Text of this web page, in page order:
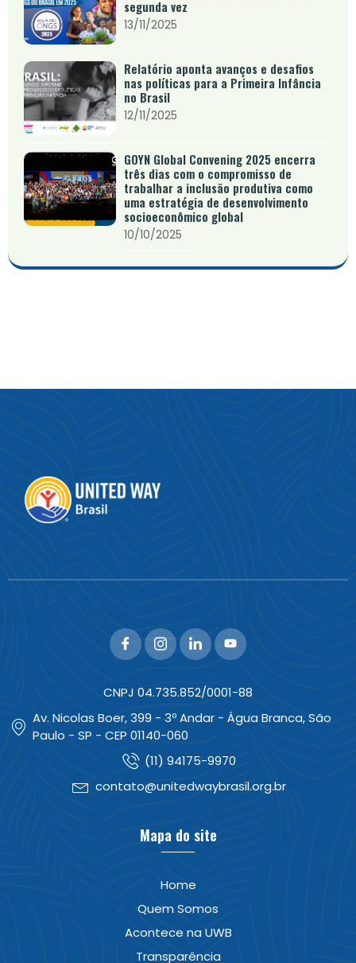
segunda vez
13/11/2025
Relatório aponta avanços e desafios
nas políticas para a Primeira Infância
no Brasil
12/11/2025
GOYN Global Convening 2025 encerra
três dias com o compromisso de
trabalhar a inclusão produtiva como
uma estratégia de desenvolvimento
socioeconômico global
10/10/2025
CNPJ 04.735.852/0001-88
Av. Nicolas Boer, 399 - 3º Andar - Água Branca, São
Paulo - SP - CEP 01140-060
(11) 94175-9970
contato@unitedwaybrasil.org.br
Mapa do site
Home
Quem Somos
Acontece na UWB
Transparência